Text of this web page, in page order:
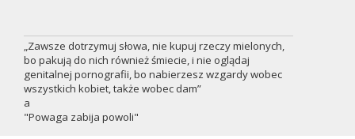
„Zawsze dotrzymuj słowa, nie kupuj rzeczy mielonych,
bo pakują do nich również śmiecie, i nie oglądaj
genitalnej pornografii, bo nabierzesz wzgardy wobec
wszystkich kobiet, także wobec dam”
a
"Powaga zabija powoli"